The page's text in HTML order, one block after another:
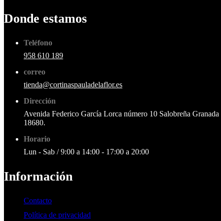
Donde estamos
Teléfono
958 610 189
correo
tienda@cortinaspauladelaflor.es
Dirección
Avenida Federico García Lorca número 10 Salobreña Granada
18680.
Horario
Lun - Sab / 9:00 a 14:00 - 17:00 a 20:00
Información
Contacto
Política de privacidad